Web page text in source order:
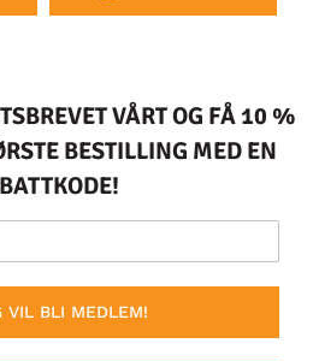
VÅRT OG FÅ 10 %
BESTILLING MED EN
VIL BLI MEDLEM!